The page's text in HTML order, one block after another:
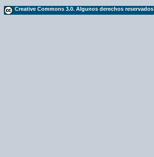
Creative Commons 3.0. Algunos derechos reservados